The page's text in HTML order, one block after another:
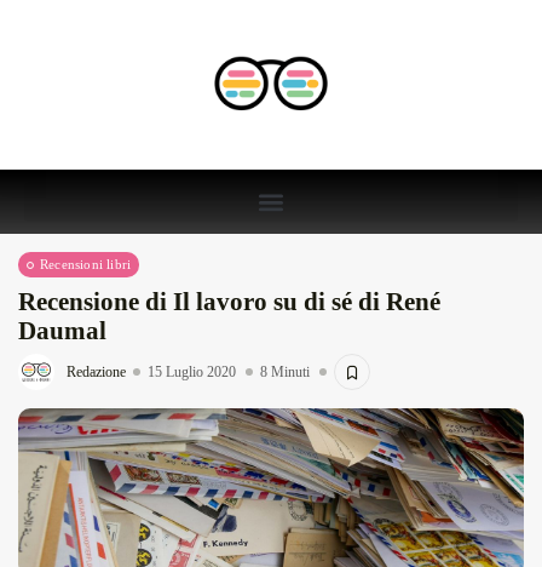
Recensioni libri
Recensione di Il lavoro su di sé di René
Daumal
Redazione 15 Luglio 2020 8 Minuti